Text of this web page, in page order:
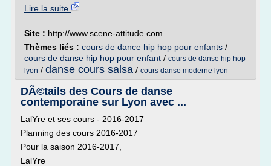
Lire la suite
Site : http://www.scene-attitude.com
Thèmes liés : cours de dance hip hop pour enfants /
cours de danse hip hop pour enfant / cours de danse hip hop
lyon / danse cours salsa / cours danse moderne lyon
DÃ©tails des Cours de danse
contemporaine sur Lyon avec ...
LalYre et ses cours - 2016-2017
Planning des cours 2016-2017
Pour la saison 2016-2017,
LalYre